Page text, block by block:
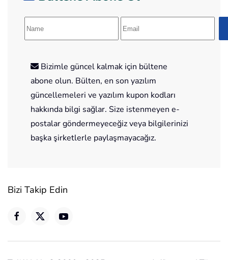
Bizimle güncel kalmak için bültene
abone olun. Bülten, en son yazılım
güncellemeleri ve yazılım kupon kodları
hakkında bilgi sağlar. Size istenmeyen e-
postalar göndermeyeceğiz veya bilgilerinizi
başka şirketlerle paylaşmayacağız.
Bizi Takip Edin